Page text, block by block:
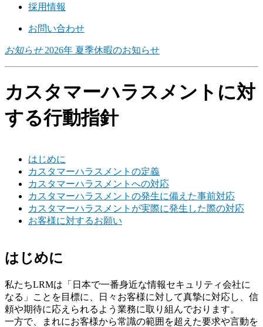
採用情報
お問い合わせ
お知らせ2026年 夏季休暇のお知らせ
カスタマーハラスメントに対
する行動指針
はじめに
カスタマーハラスメントの定義
カスタマーハラスメントへの対応
カスタマーハラスメントの発生に備えた事前対応
カスタマーハラスメントが実際に発生した際の対応
お客様に対するお願い
はじめに
私たちLRMは「日本で一番身近な情報セキュリティ会社に
なる」ことを目標に、日々お客様に対して真摯に対応し、信
頼や期待に応えられるよう業務に取り組んでおります。
一方で、まれにお客様から常識の範囲を超えた要求や言動を